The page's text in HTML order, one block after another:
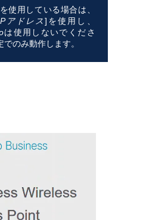
使用している場合は、
アドレス]を使用し、
は使用しないでくださ
のみ動作します。